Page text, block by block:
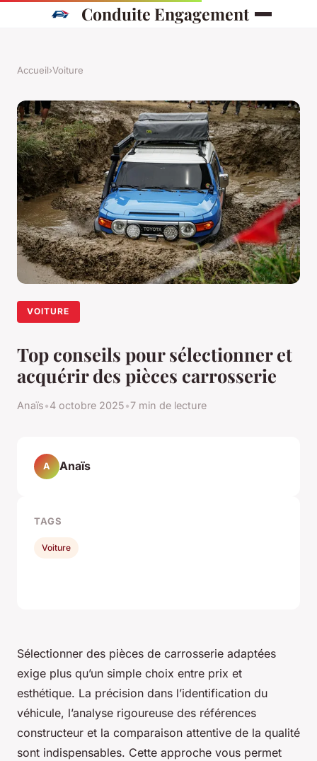
Conduite Engagement
Accueil›Voiture
VOITURE
Top conseils pour sélectionner et
acquérir des pièces carrosserie
Anaïs•4 octobre 2025•7 min de lecture
Sélectionner des pièces de carrosserie adaptées
exige plus qu’un simple choix entre prix et
esthétique. La précision dans l’identification du
véhicule, l’analyse rigoureuse des références
constructeur et la comparaison attentive de la qualité
sont indispensables. Cette approche vous permet
A Anaïs
TAGS
Voiture